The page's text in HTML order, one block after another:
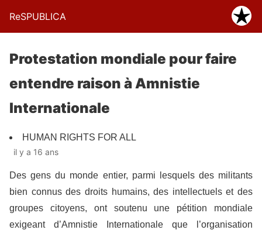
ReSPUBLICA
Protestation mondiale pour faire
entendre raison à Amnistie
Internationale
HUMAN RIGHTS FOR ALL
il y a 16 ans
Des gens du monde entier, parmi lesquels des militants
bien connus des droits humains, des intellectuels et des
groupes citoyens, ont soutenu une pétition mondiale
exigeant d’Amnistie Internationale que l’organisation